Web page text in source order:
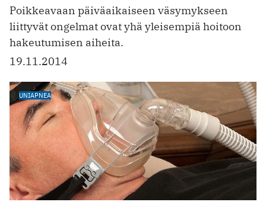
Poikkeavaan päiväaikaiseen väsymykseen
liittyvät ongelmat ovat yhä yleisempiä hoitoon
hakeutumisen aiheita.
19.11.2014
UNIAPNEA